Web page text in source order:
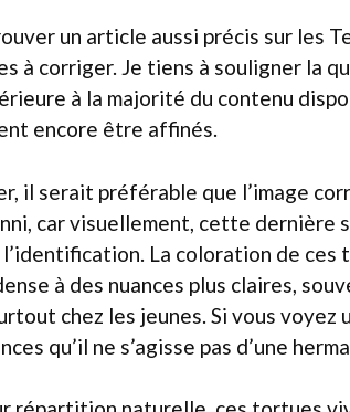
un article aussi précis sur les
à corriger. Je tiens à souligner la
à la majorité du contenu
encore être affinés.
il serait préférable que l’image
car visuellement, cette dernière
La coloration de
à des nuances plus claires,
chez les jeunes. Si vous
qu’il ne s’agisse pas d’une